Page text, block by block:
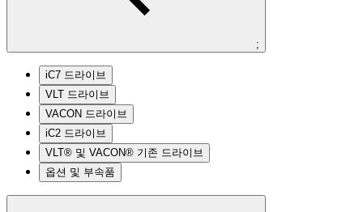
;
iC7 드라이브
VLT 드라이브
VACON 드라이브
iC2 드라이브
VLT® 및 VACON® 기존 드라이브
옵션 및 부속품